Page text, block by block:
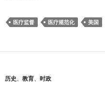
医疗监督 医疗规范化 美国
历史、 教育、 时政